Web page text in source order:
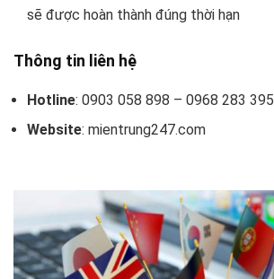
sẽ được hoàn thành đúng thời hạn
Thông tin liên hệ
Hotline: 0903 058 898 – 0968 283 395
Website: mientrung247.com